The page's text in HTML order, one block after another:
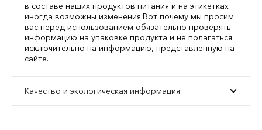
в составе наших продуктов питания и на этикетках
иногда возможны изменения.Вот почему мы просим
вас перед использованием обязательно проверять
информацию на упаковке продукта и не полагаться
исключительно на информацию, представленную на
сайте.
Качество и экологическая информация